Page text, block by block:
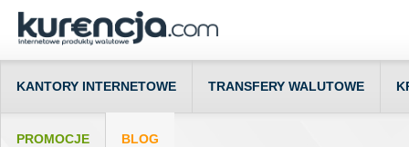
KANTORY INTERNETOWE TRANSFERY WALUTOWE
PROMOCJE BLOG